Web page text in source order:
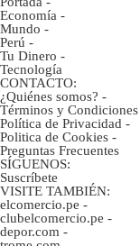
Economía -
Mundo -
Perú -
Tu Dinero -
Tecnología
CONTACTO:
¿Quiénes somos? -
Términos y Condiciones
Política de Privacidad -
Politica de Cookies -
Preguntas Frecuentes
SÍGUENOS:
Suscríbete
VISITE TAMBIÉN:
elcomercio.pe -
clubelcomercio.pe -
depor.com -